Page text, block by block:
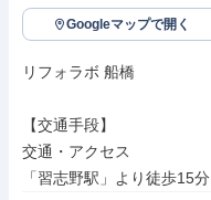
Googleマップで開く
リフォラボ 船橋
【交通手段】
交通・アクセス
「習志野駅」より徒歩15分